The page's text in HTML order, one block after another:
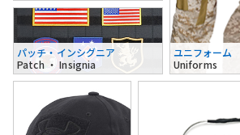
パッチ・インシグニア
Patch ・ Insignia
ユニフォーム
Uniforms